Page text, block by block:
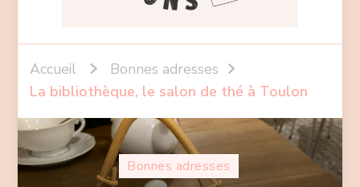
Accueil
Bonnes adresses
La bibliothèque, le salon de thé à Toulon
Bonnes adresses